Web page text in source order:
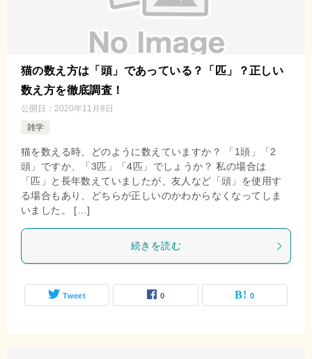
猫の数え方は「頭」であっている？「匹」？正しい
数え方を徹底調査！
公開日： 2020年11月8日
雑学
猫を数える時、どのように数えていますか？ 「1頭」「2
頭」ですか、「3匹」「4匹」でしょうか？ 私の場合は
「匹」と長年数えていましたが、友人など「頭」を使用す
る場合もあり、どちらが正しいのかわからなくなってしま
いました。 […]
続きを読む
Tweet 0 0